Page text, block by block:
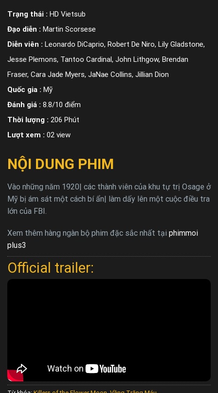
Trạng thái : HD Vietsub
Đạo diễn : Martin Scorsese
Diễn viên : Leonardo DiCaprio, Robert De Niro, Lily Gladstone,
Jesse Plemons, Tantoo Cardinal, John Lithgow, Brendan
Fraser, Cara Jade Myers, JaNae Collins, Jillian Dion
Quốc gia : Mỹ
Đánh giá : 8.8/10 điểm
Thời lượng : 206 Phút
Lượt xem : 02 view
NỘI DUNG PHIM
Vào những năm 1920| các thành viên của khu tự trị Osage ở
Mỹ bị ám sát một cách bí ẩn| làm dấy lên một cuộc điều tra
lớn của FBI.
Xem thêm hàng ngàn bộ phim đặc sắc nhất tại phimmoi
plus3
Official trailer: